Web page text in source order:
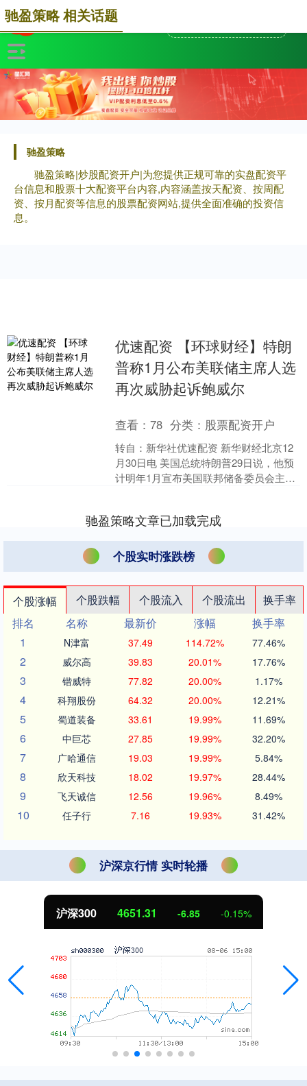
驰盈策略
驰盈策略|炒股配资开户|为您提供正规可靠的实盘配资平
台信息和股票十大配资平台内容,内容涵盖按天配资、按周配
资、按月配资等信息的股票配资网站,提供全面准确的投资信
息。
驰盈策略 相关话题
优速配资 【环球财经】特朗
普称1月公布美联储主席人选
再次威胁起诉鲍威尔
查看：78 分类： 股票配资开户
转自：新华社优速配资 新华财经北京12
月30日电 美国总统特朗普29日说，他预
计明年1月宣布美国联邦储备委员会主席
驰盈策略文章已加载完成
个股实时涨跌榜
个股涨幅 个股跌幅 个股流入 个股流出
换手率
排名
名称 最新价 涨幅
换手率
1
N津富 37.49 114.72% 77.46%
2 威尔高 39.83 20.01% 17.76%
3 锴威特 77.82 20.00% 1.17%
4 科翔股份 64.32 20.00% 12.21%
5 蜀道装备 33.61 19.99% 11.69%
6 中巨芯 27.85 19.99% 32.20%
7 广哈通信 19.03 19.99% 5.84%
8 欣天科技 18.02 19.97% 28.44%
9 飞天诚信 12.56 19.96% 8.49%
10 任子行 7.16 19.93% 31.42%
沪深京行情 实时轮播
北证50 1122.88 3.42